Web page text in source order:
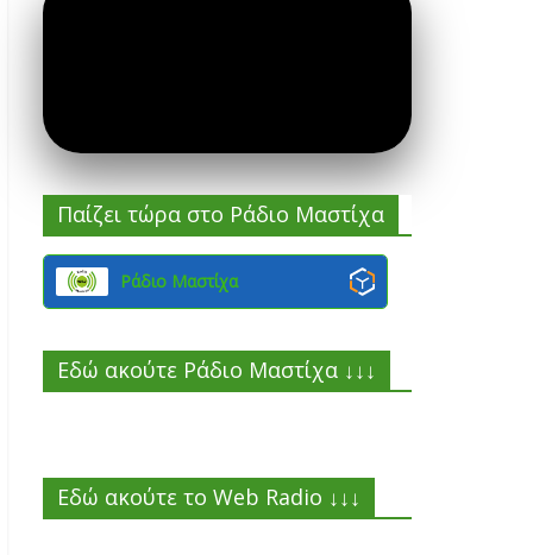
Παίζει τώρα στο Ράδιο Μαστίχα
Ράδιο Μαστίχα
Εδώ ακούτε Ράδιο Μαστίχα ↓↓↓
Εδώ ακούτε το Web Radio ↓↓↓